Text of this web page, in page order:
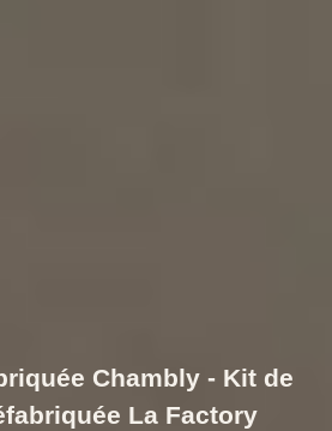
préfabriquée
Chambly - Kit de
La Factory